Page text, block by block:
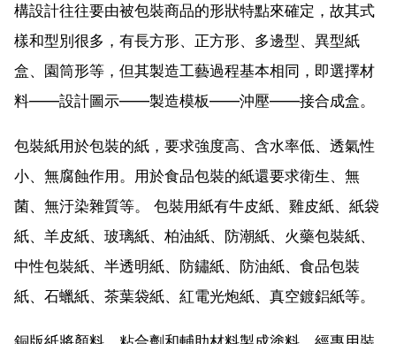
構設計往往要由被包裝商品的形狀特點來確定，故其式
樣和型別很多，有長方形、正方形、多邊型、異型紙
盒、園筒形等，但其製造工藝過程基本相同，即選擇材
料——設計圖示——製造模板——沖壓——接合成盒。
包裝紙用於包裝的紙，要求強度高、含水率低、透氣性
小、無腐蝕作用。用於食品包裝的紙還要求衛生、無
菌、無汙染雜質等。 包裝用紙有牛皮紙、雞皮紙、紙袋
紙、羊皮紙、玻璃紙、柏油紙、防潮紙、火藥包裝紙、
中性包裝紙、半透明紙、防鏽紙、防油紙、食品包裝
紙、石蠟紙、茶葉袋紙、紅電光炮紙、真空鍍鋁紙等。